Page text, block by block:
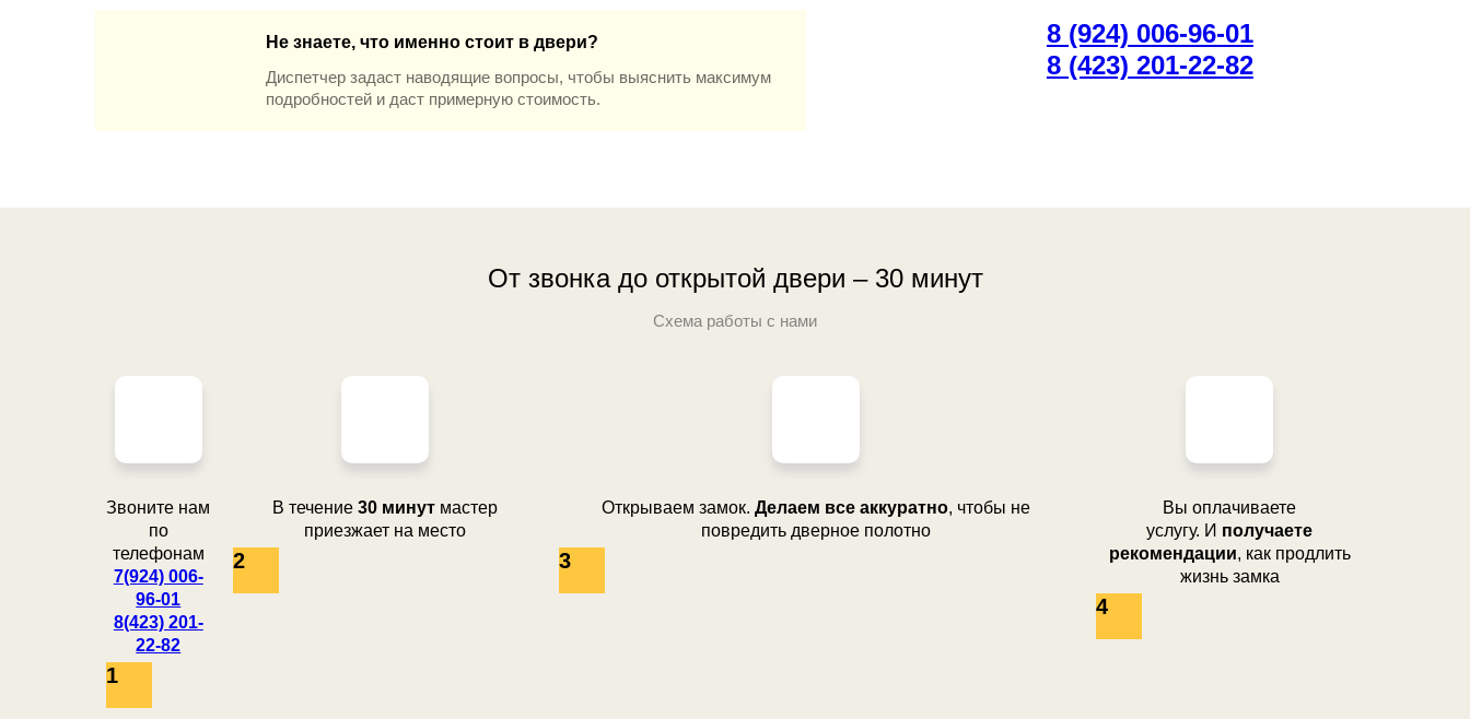
Не знаете, что именно стоит в двери?
Диспетчер задаст наводящие вопросы, чтобы выяснить максимум
подробностей и даст примерную стоимость.
8 (924) 006-96-01
8 (423) 201-22-82
От звонка до открытой двери – 30 минут
Cхема работы с нами
Звоните нам
по
телефонам
7(924) 006-
96-01
8(423) 201-
22-82
1
В течение 30 минутмастер
приезжает на место
2
Открываем замок.Делаем все аккуратно, чтобы не
повредить дверное полотно
3
Вы оплачиваете
услугу. И получаете
рекомендации, как продлить
жизнь замка
4